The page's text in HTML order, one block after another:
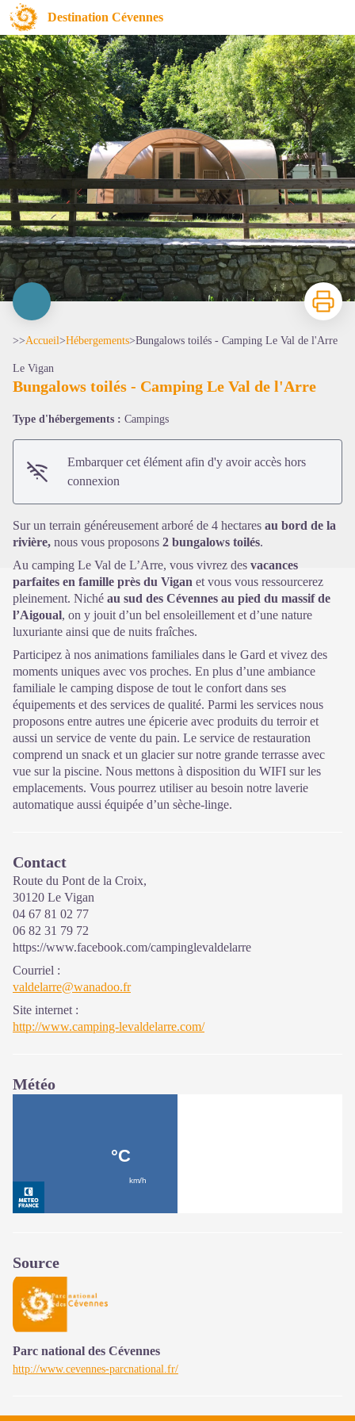
Destination Cévennes
Bungalows toilés - Camping Le Val de l'Arre
Voir l'image en plein écran
Imprimer
>>Accueil>Hébergements>Bungalows toilés - Camping Le Val de l'Arre
Le Vigan
Bungalows toilés - Camping Le Val de l'Arre
Type d'hébergements : Campings
Embarquer cet élément afin d'y avoir accès hors
connexion
Sur un terrain généreusement arboré de 4 hectares au bord de la
rivière, nous vous proposons 2 bungalows toilés.
Au camping Le Val de L’Arre, vous vivrez des vacances
parfaites en famille près du Vigan et vous vous ressourcerez
pleinement. Niché au sud des Cévennes au pied du massif de
l’Aigoual, on y jouit d’un bel ensoleillement et d’une nature
luxuriante ainsi que de nuits fraîches.
Participez à nos animations familiales dans le Gard et vivez des
moments uniques avec vos proches. En plus d’une ambiance
familiale le camping dispose de tout le confort dans ses
équipements et des services de qualité. Parmi les services nous
proposons entre autres une épicerie avec produits du terroir et
aussi un service de vente du pain. Le service de restauration
comprend un snack et un glacier sur notre grande terrasse avec
vue sur la piscine. Nous mettons à disposition du WIFI sur les
emplacements. Vous pourrez utiliser au besoin notre laverie
automatique aussi équipée d’un sèche-linge.
Contact
Route du Pont de la Croix,
30120 Le Vigan
04 67 81 02 77
06 82 31 79 72
https://www.facebook.com/campinglevaldelarre
Courriel :
valdelarre@wanadoo.fr
Site internet :
http://www.camping-levaldelarre.com/
Météo
Source
Parc national des Cévennes
http://www.cevennes-parcnational.fr/